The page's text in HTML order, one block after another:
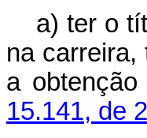
a) ter o
na carreira,
a
15.141, de